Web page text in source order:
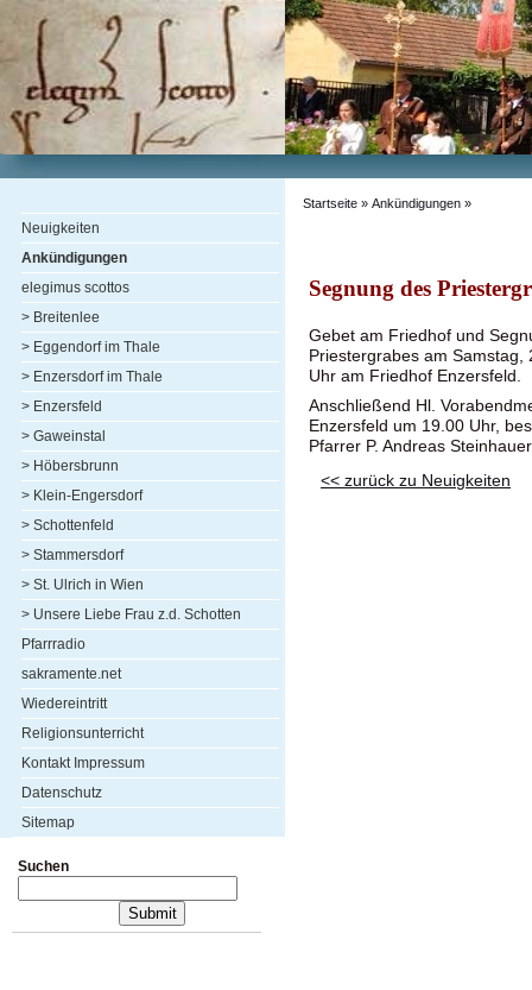
Neuigkeiten
Ankündigungen
elegimus scottos
> Breitenlee
> Eggendorf im Thale
> Enzersdorf im Thale
> Enzersfeld
> Gaweinstal
> Höbersbrunn
> Klein-Engersdorf
> Schottenfeld
> Stammersdorf
> St. Ulrich in Wien
> Unsere Liebe Frau z.d. Schotten
Pfarrradio
sakramente.net
Wiedereintritt
Religionsunterricht
Kontakt Impressum
Datenschutz
Sitemap
Suchen
Startseite » Ankündigungen »
Segnung des
Gebet am Friedhof und
Priestergrabes am Samstag,
Uhr am Friedhof Enzersfeld.
Anschließend Hl.
Enzersfeld um 19.00 Uhr,
Pfarrer P. Andreas
<< zurück zu Neuigkeiten